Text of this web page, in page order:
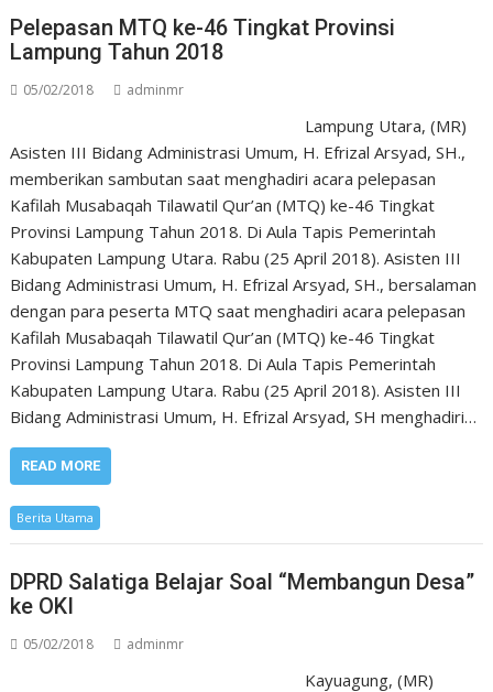
Pelepasan MTQ ke-46 Tingkat Provinsi
Lampung Tahun 2018
05/02/2018 adminmr
Lampung Utara, (MR)
Asisten III Bidang Administrasi Umum, H. Efrizal Arsyad, SH.,
memberikan sambutan saat menghadiri acara pelepasan
Kafilah Musabaqah Tilawatil Qur’an (MTQ) ke-46 Tingkat
Provinsi Lampung Tahun 2018. Di Aula Tapis Pemerintah
Kabupaten Lampung Utara. Rabu (25 April 2018). Asisten III
Bidang Administrasi Umum, H. Efrizal Arsyad, SH., bersalaman
dengan para peserta MTQ saat menghadiri acara pelepasan
Kafilah Musabaqah Tilawatil Qur’an (MTQ) ke-46 Tingkat
Provinsi Lampung Tahun 2018. Di Aula Tapis Pemerintah
Kabupaten Lampung Utara. Rabu (25 April 2018). Asisten III
Bidang Administrasi Umum, H. Efrizal Arsyad, SH menghadiri…
READ MORE
Berita Utama
DPRD Salatiga Belajar Soal “Membangun Desa”
ke OKI
05/02/2018 adminmr
Kayuagung, (MR)